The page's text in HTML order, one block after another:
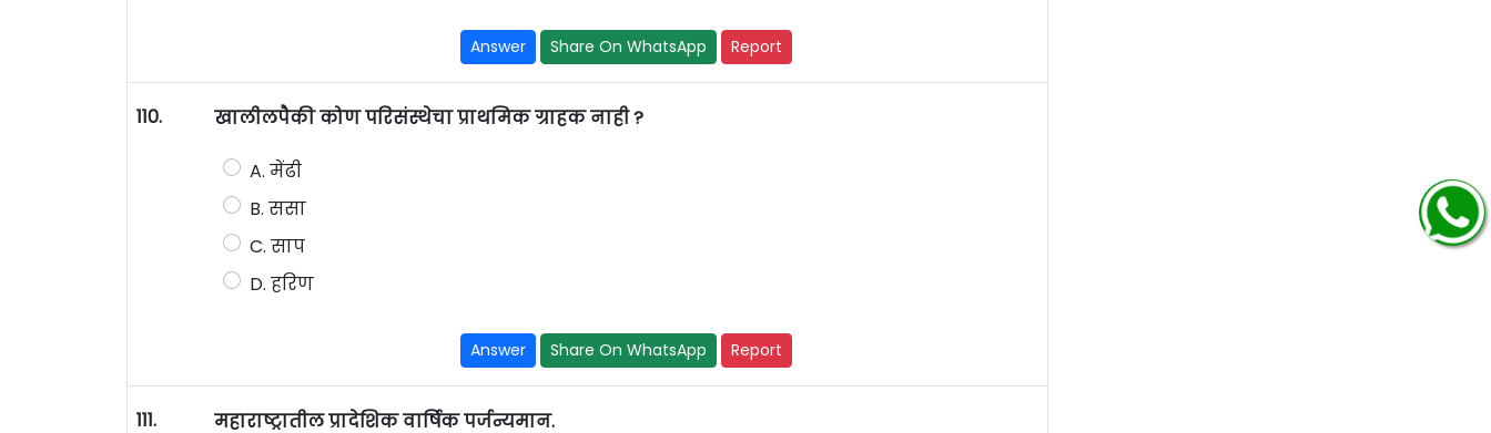
Answer Share On WhatsApp Report
110. खालीलपैकी कोण परिसंस्थेचा प्राथमिक ग्राहक नाही ?
A. मेंढी
B. ससा
C. साप
D. हरिण
Answer Share On WhatsApp Report
111. महाराष्ट्रातील प्रादेशिक वार्षिक पर्जन्यमान.